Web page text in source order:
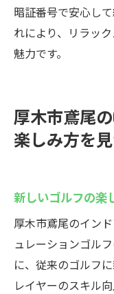
暗証番号で安心し
れにより、リラッ
魅力です。
厚木市鳶尾
楽しみ方を
新しいゴルフの楽
厚木市鳶尾のイン
ュレーションゴル
に、従来のゴルフ
レイヤーのスキル